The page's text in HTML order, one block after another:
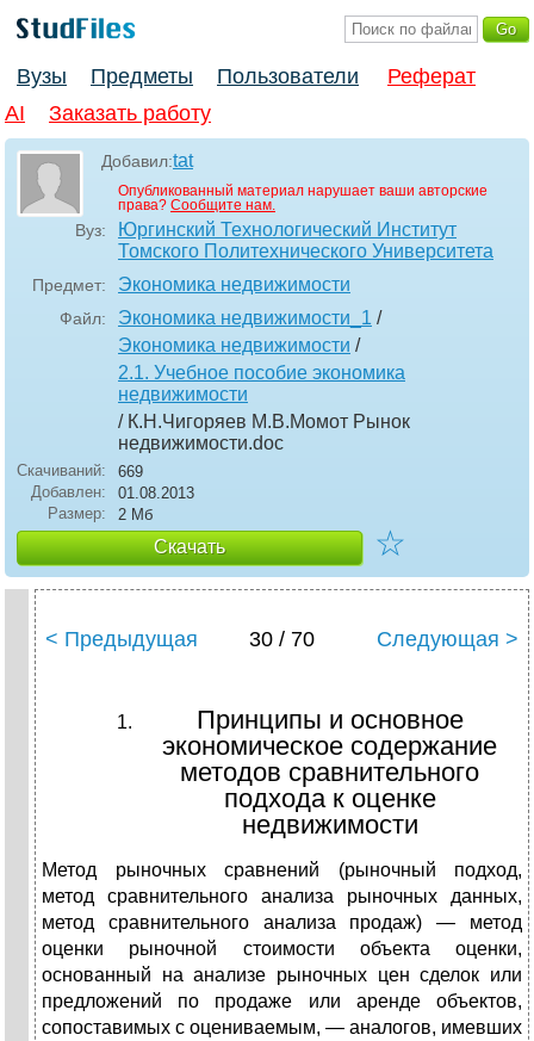
Вузы Предметы Пользователи
Реферат
AI
Заказать работу
Добавил:tat
Опубликованный материал нарушает ваши авторские
права? Сообщите нам.
Вуз:
Юргинский Технологический Институт
Томского Политехнического Университета
Предмет: Экономика недвижимости
Файл: Экономика недвижимости_1 /
Экономика недвижимости /
2.1. Учебное пособие экономика
недвижимости
/ К.Н.Чигоряев М.В.Момот Рынок
недвижимости.doc
Скачиваний:
669
Добавлен:
01.08.2013
Размер:
2 Мб
Скачать ☆
< Предыдущая 30 / 70 Следующая >
Принципы и основное
экономическое содержание
методов сравнительного
подхода к оценке
недвижимости
Метод рыночных сравнений (рыночный подход,
метод сравнительного анализа рыночных данных,
метод сравнительного анализа продаж) — метод
оценки рыночной стоимости объекта оценки,
основанный на анализе рыночных цен сделок или
предложений по продаже или аренде объектов,
сопоставимых с оцениваемым, — аналогов, имевших